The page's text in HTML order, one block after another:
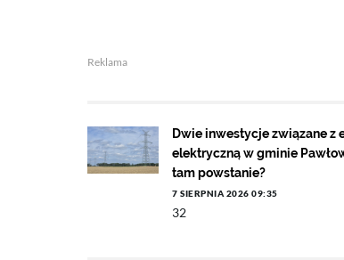
Reklama
Dwie inwestycje związane z
elektryczną w gminie
tam powstanie?
7 SIERPNIA 2026 09:35
32